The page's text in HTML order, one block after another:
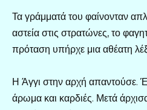
Τα γράμματά του φαίνονταν
αστεία στις στρατώνες, το
πρόταση υπήρχε μια αθέατη
Η Άγγι στην αρχή απαντούσε.
άρωμα και καρδιές. Μετά